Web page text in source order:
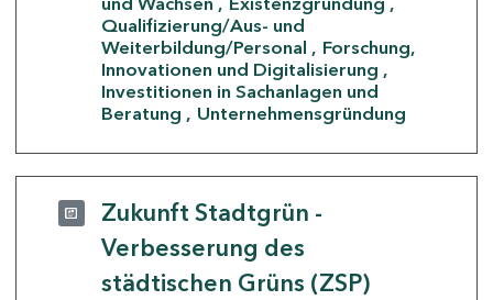
Qualifizierung/Aus- und
Weiterbildung/Personal
Forschung,
Innovationen und Digitalisierung
Investitionen in Sachanlagen und
Beratung
Unternehmensgründung
Zukunft Stadtgrün -
Verbesserung des
städtischen Grüns (ZSP)